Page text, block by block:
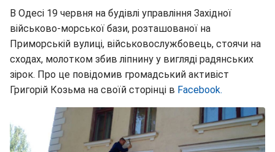
В Одесі 19 червня на будівлі управління Західної
військово-морської бази, розташованої на
Приморській вулиці, військовослужбовець, стоячи на
сходах, молотком збив ліпнину у вигляді радянських
зірок. Про це повідомив громадський активіст
Григорій Козьма на своїй сторінці в Facebook.